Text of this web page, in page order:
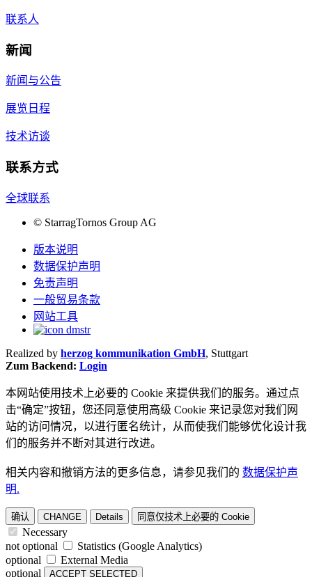
联系人
新闻
新闻与公告
展览日程
技术访谈
联系方式
全球联系
© StarragTornos Group AG
版本说明
数据保护声明
免责声明
一般贸易条款
网站工具
Realized by herzog kommunikation GmbH, Stuttgart
Zum Backend: Login
本网站使用技术上必要的 Cookie 来提供我们的服务。通过点
击“确定”按钮，您还同意使用高级 Cookie 来记录您对我们网
站的访问情况，以进行匿名统计，从而使我们能够优化设计我
们的服务并不断对其进行改进。
相关内容和撤销方法的更多信息，请参见我们的 数据保护声
明.
确认 CHANGE Details 同意仅技术上必要的 Cookie
Necessary
not optional
Statistics (Google Analytics)
optional
External Media
optional
ACCEPT SELECTED